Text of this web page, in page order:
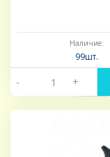
Наличие:
99шт.
- +